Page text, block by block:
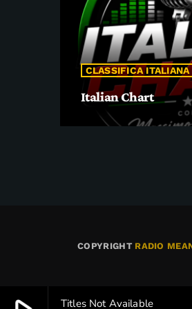
Titles Not Available
CLASSIFICA ITALIANA
Italian Chart
COPYRIGHT RADIO